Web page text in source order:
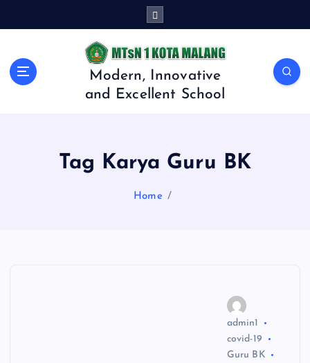
Modern, Innovative
and Excellent School
Tag Karya Guru BK
Home
admin1
covid-19
Guru BK